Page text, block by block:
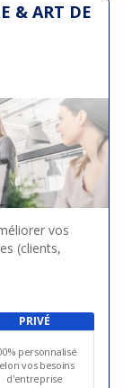
& ART DE
vos
(clients,
PRIVÉ
personnalisé
vos besoins
d'entreprise